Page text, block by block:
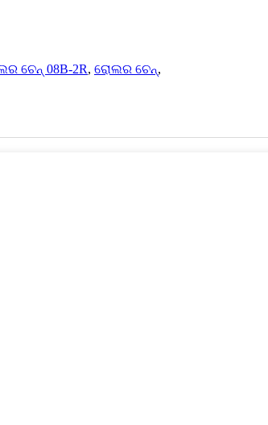
ଚେନ୍ 08B-2R, ରୋଲର ଚେନ୍,